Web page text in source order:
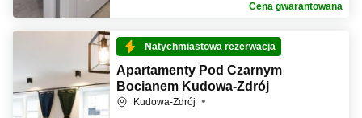
Cena gwarantowana
Natychmiastowa rezerwacja
Apartamenty Pod Czarnym
Bocianem Kudowa-Zdrój
Kudowa-Zdrój